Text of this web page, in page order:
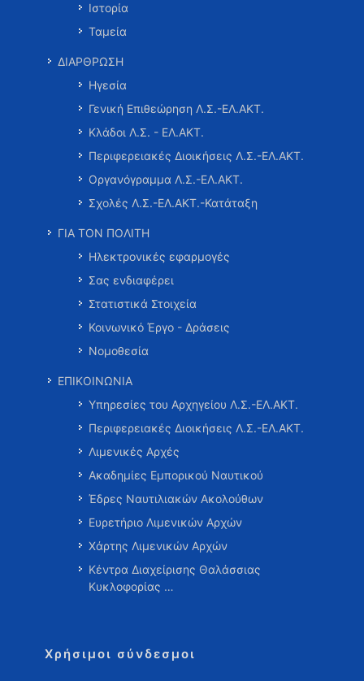
Ιστορία
Ταμεία
ΔΙΑΡΘΡΩΣΗ
Ηγεσία
Γενική Επιθεώρηση Λ.Σ.-ΕΛ.ΑΚΤ.
Κλάδοι Λ.Σ. - ΕΛ.ΑΚΤ.
Περιφερειακές Διοικήσεις Λ.Σ.-ΕΛ.ΑΚΤ.
Οργανόγραμμα Λ.Σ.-ΕΛ.ΑΚΤ.
Σχολές Λ.Σ.-ΕΛ.ΑΚΤ.-Κατάταξη
ΓΙΑ ΤΟΝ ΠΟΛΙΤΗ
Ηλεκτρονικές εφαρμογές
Σας ενδιαφέρει
Στατιστικά Στοιχεία
Κοινωνικό Έργο - Δράσεις
Νομοθεσία
ΕΠΙΚΟΙΝΩΝΙΑ
Υπηρεσίες του Αρχηγείου Λ.Σ.-ΕΛ.ΑΚΤ.
Περιφερειακές Διοικήσεις Λ.Σ.-ΕΛ.ΑΚΤ.
Λιμενικές Αρχές
Ακαδημίες Εμπορικού Ναυτικού
Έδρες Ναυτιλιακών Ακολούθων
Ευρετήριο Λιμενικών Αρχών
Χάρτης Λιμενικών Αρχών
Κέντρα Διαχείρισης Θαλάσσιας
Κυκλοφορίας …
Χρήσιμοι σύνδεσμοι